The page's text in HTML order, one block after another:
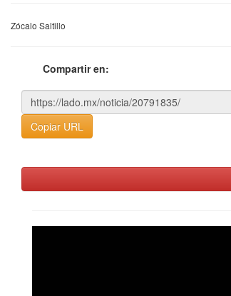
Zócalo Saltillo
Compartir en:
Copiar URL